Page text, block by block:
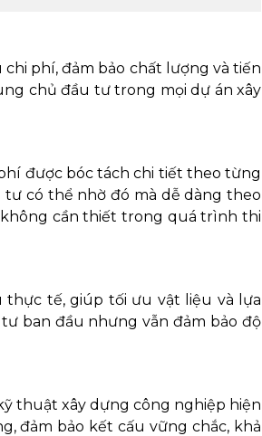
phí, đảm bảo chất lượng và tiến
chủ đầu tư trong mọi dự án xây
được bóc tách chi tiết theo từng
có thể nhờ đó mà dễ dàng theo
không cần thiết trong quá trình thi
tế, giúp tối ưu vật liệu và lựa
ban đầu nhưng vẫn đảm bảo độ
thuật xây dựng công nghiệp hiện
đảm bảo kết cấu vững chắc, khả